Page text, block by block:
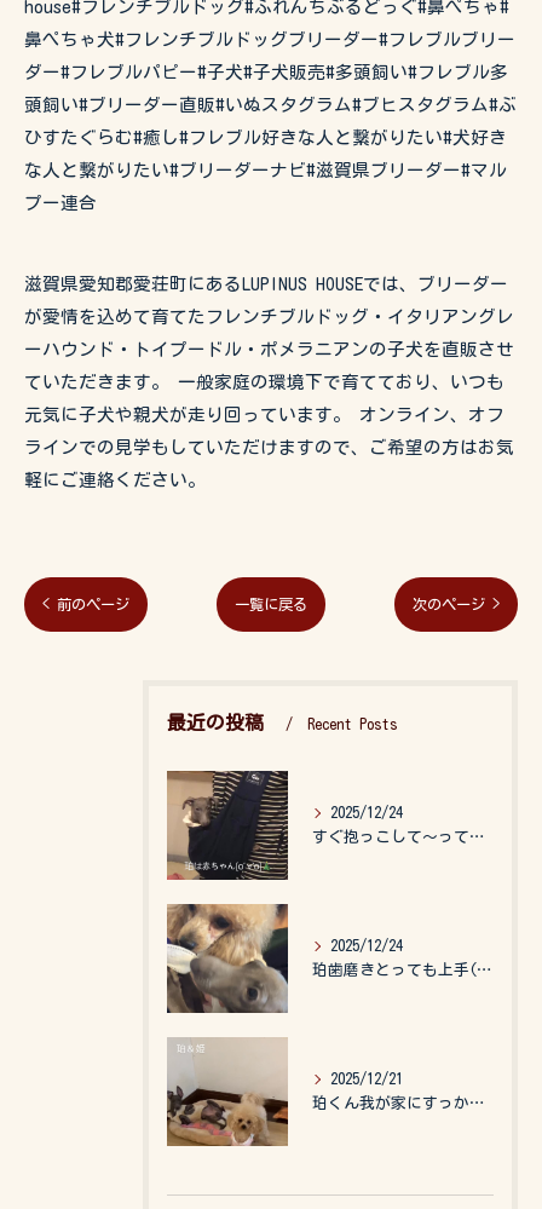
house#フレンチブルドッグ#ふれんちぶるどっぐ#鼻ぺちゃ#
鼻ぺちゃ犬#フレンチブルドッグブリーダー#フレブルブリー
ダー#フレブルパピー#子犬#子犬販売#多頭飼い#フレブル多
頭飼い#ブリーダー直販#いぬスタグラム#ブヒスタグラム#ぶ
ひすたぐらむ#癒し#フレブル好きな人と繋がりたい#犬好き
な人と繋がりたい#ブリーダーナビ#滋賀県ブリーダー#マル
プー連合
滋賀県愛知郡愛荘町にあるLUPINUS HOUSEでは、ブリーダー
が愛情を込めて育てたフレンチブルドッグ・イタリアングレ
ーハウンド・トイプードル・ポメラニアンの子犬を直販させ
ていただきます。 一般家庭の環境下で育てており、いつも
元気に子犬や親犬が走り回っています。 オンライン、オフ
ラインでの見学もしていただけますので、ご希望の方はお気
軽にご連絡ください。
< 前のページ 一覧に戻る 次のページ >
最近の投稿 Recent Posts
2025/12/24
すぐ抱っこして〜って言うので、抱っこ紐に入れてゆらゆら☺️
2025/12/24
珀歯磨きとっても上手(о´∀`о)
2025/12/21
珀くん我が家にすっかりなれて、キッズのお世話もしてくれて、今...